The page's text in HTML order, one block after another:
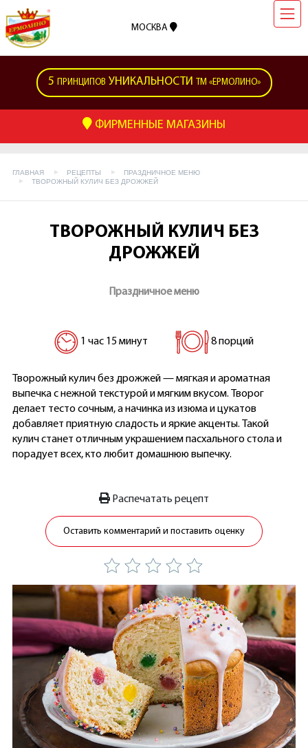
МОСКВА
5 ПРИНЦИПОВ УНИКАЛЬНОСТИ ТМ «ЕРМОЛИНО»
ФИРМЕННЫЕ МАГАЗИНЫ
ГЛАВНАЯ РЕЦЕПТЫ
ПРАЗДНИЧНОЕ МЕНЮ
ТВОРОЖНЫЙ КУЛИЧ БЕЗ ДРОЖЖЕЙ
ТВОРОЖНЫЙ КУЛИЧ БЕЗ
ДРОЖЖЕЙ
Праздничное меню
1 час 15 минут 8 порций
Творожный кулич без дрожжей — мягкая и ароматная
выпечка с нежной текстурой и мягким вкусом. Творог
делает тесто сочным, а начинка из изюма и цукатов
добавляет приятную сладость и яркие акценты. Такой
кулич станет отличным украшением пасхального стола и
порадует всех, кто любит домашнюю выпечку.
Распечатать рецепт
Оставить комментарий и поставить оценку